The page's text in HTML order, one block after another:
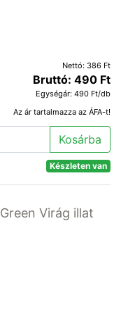
Nettó: 386 Ft
Bruttó: 490 Ft
Egységár: 490 Ft/db
Az ár tartalmazza az ÁFA-t!
Kosárba
Készleten van
Virág illat